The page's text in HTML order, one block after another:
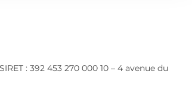
: 392 453 270 000 10 – 4 avenue du